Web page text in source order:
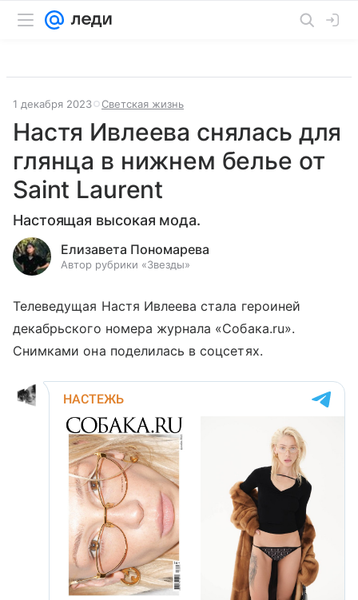
1 декабря 2023 Светская жизнь
Настя Ивлеева снялась для
глянца в нижнем белье от
Saint Laurent
Настоящая высокая мода.
Елизавета Пономарева
Автор рубрики «Звезды»
Телеведущая Настя Ивлеева стала героиней
декабрьского номера журнала «Собака.ru».
Снимками она поделилась в соцсетях.